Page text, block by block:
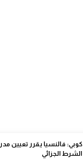
كوبي: فالنسيا يقرر تعيين
الشرط الجزائي